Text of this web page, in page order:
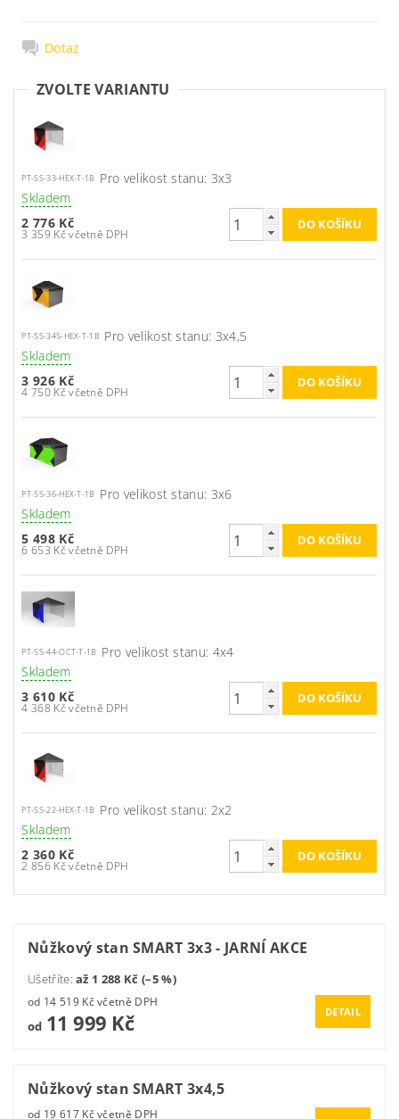
Dotaz
ZVOLTE VARIANTU
PT-SS-33-HEX-T-1B
Pro velikost stanu: 3x3
Skladem
2 776 Kč
3 359 Kč včetně DPH
PT-SS-345-HEX-T-1B Pro velikost stanu: 3x4,5
Skladem
3 926 Kč
4 750 Kč včetně DPH
PT-SS-36-HEX-T-1B
Pro velikost stanu: 3x6
Skladem
5 498 Kč
6 653 Kč včetně DPH
PT-SS-44-OCT-T-1B
Pro velikost stanu: 4x4
Skladem
3 610 Kč
4 368 Kč včetně DPH
PT-SS-22-HEX-T-1B
Pro velikost stanu: 2x2
Skladem
2 360 Kč
2 856 Kč včetně DPH
Nůžkový stan SMART 3x3 - JARNÍ AKCE
Ušetříte:až 1 288 Kč (–5 %)
od 14 519 Kč včetně DPH
od11 999 Kč DETAIL
Nůžkový stan SMART 3x4,5
od 19 617 Kč včetně DPH